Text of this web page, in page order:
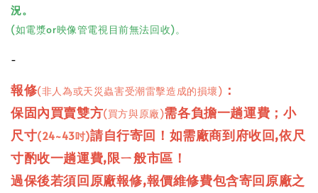
況。
(如電漿or映像管電視目前無法回收)。
-
報修(非人為或天災蟲害受潮雷擊造成的損壞) ：
保固內買賣雙方(買方與原廠)需各負擔一趟運費； 小
尺寸(24~43吋)請自行寄回！如需廠商到府收回,依尺
寸酌收一趟運費,限ㄧ般市區！
過保後若須回原廠報修,報價維修費包含寄回原廠之